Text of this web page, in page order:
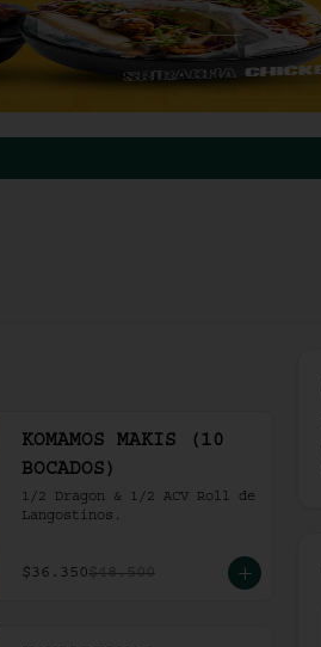
KOMAMOS MAKIS (10
BOCADOS)
1/2 Dragon & 1/2 ACV Roll de
Langostinos.
$36.350$48.500